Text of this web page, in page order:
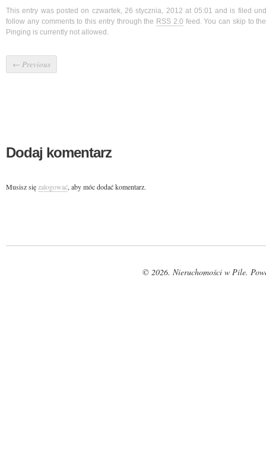
This entry was posted on czwartek, 26 stycznia, 2012 at 05:01 and is filed
follow any comments to this entry through the RSS 2.0 feed. You can skip to
Pinging is currently not allowed.
← Previous
Dodaj komentarz
Musisz sięzalogować, aby móc dodać komentarz.
© 2026. Nieruchomości w Pile.